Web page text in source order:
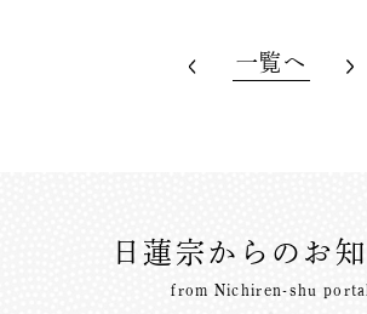
一覧へ
日蓮宗からのお
from Nichiren-shu portal